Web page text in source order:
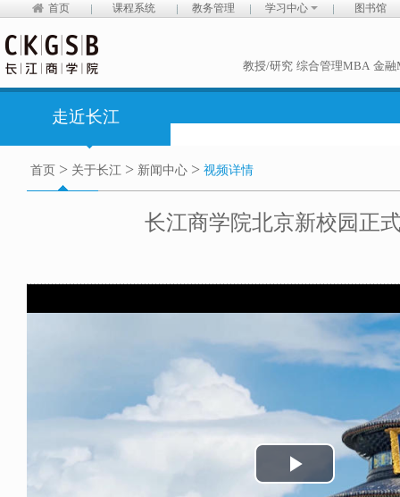
首页 课程系统 教务管理 学习中心 图书馆
教授/研究 综合管理MBA 金融
走近长江
首页 > 关于长江 > 新闻中心 > 视频详情
长江商学院北京新校园正
Play